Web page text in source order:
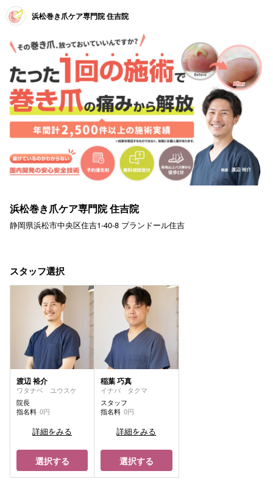
浜松巻き爪ケア専門院 住吉院
浜松巻き爪ケア専門院 住吉院
静岡県浜松市中央区住吉1-40-8 プランドール住吉
スタッフ選択
渡辺 裕介
ワタナベ ユウスケ
院長
指名料 0円
詳細をみる
選択する
稲葉 巧真
イナバ タクマ
スタッフ
指名料 0円
詳細をみる
選択する